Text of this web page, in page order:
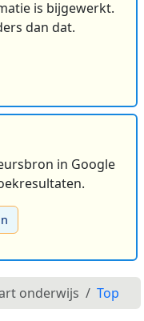
is bijgewerkt.
dan dat.
in Google
onderwijs Top